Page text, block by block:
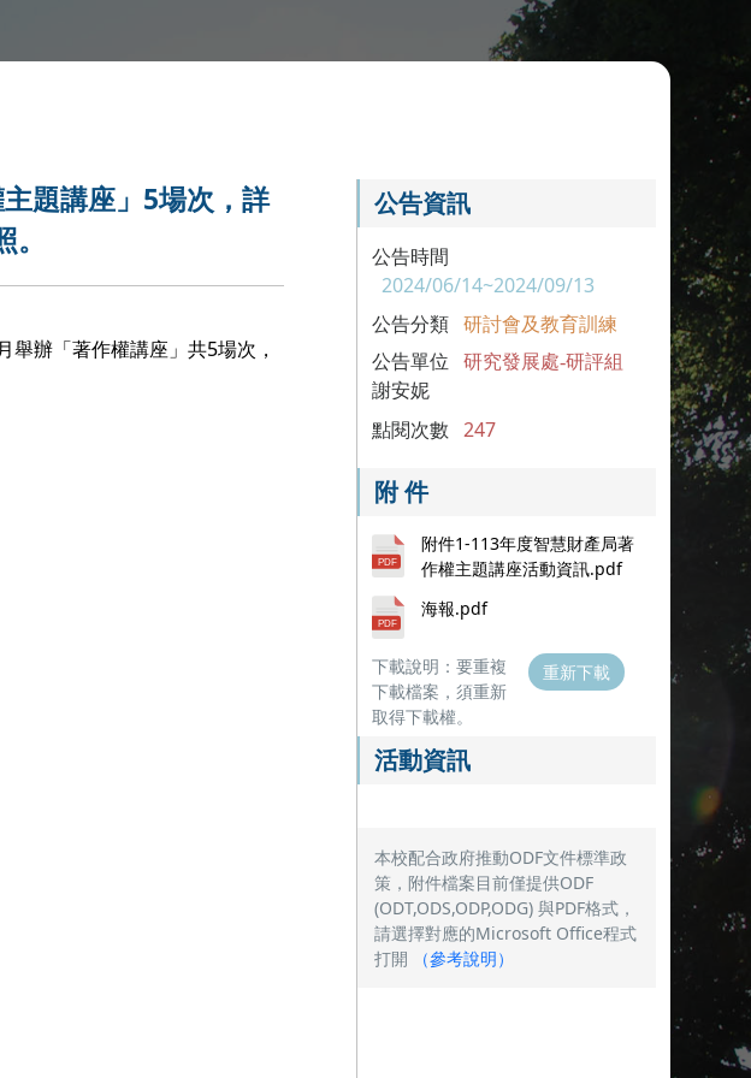
題講座」5場次，詳
辦「著作權講座」共5場次，
公告資訊
公告時間
2024/06/14~2024/09/13
公告分類 研討會及教育訓練
公告單位
研究發展處-研評組
謝安妮
點閱次數 247
附 件
附件1-113年度智慧財產局著
作權主題講座活動資訊.pdf
海報.pdf
下載說明：要重複
下載檔案，須重新
取得下載權。
重新下載
活動資訊
本校配合政府推動ODF文件標準政
策，附件檔案目前僅提供ODF
(ODT,ODS,ODP,ODG) 與PDF格式，
請選擇對應的Microsoft Office程式
打開
（參考說明）